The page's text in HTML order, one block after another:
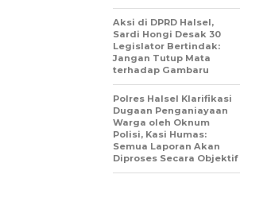
Aksi di DPRD Halsel,
Sardi Hongi Desak 30
Legislator Bertindak:
Jangan Tutup Mata
terhadap Gambaru
Polres Halsel Klarifikasi
Dugaan Penganiayaan
Warga oleh Oknum
Polisi, Kasi Humas:
Semua Laporan Akan
Diproses Secara Objektif